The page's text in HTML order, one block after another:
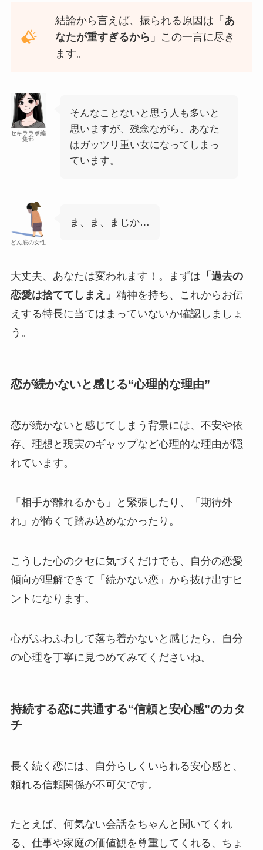
結論から言えば、振られる原因は「 あ
なたが重すぎるから 」この一言に尽き
ます。
セキララボ編
集部
そんなことないと思う人も多いと
思いますが、残念ながら、あなた
はガッツリ重い女になってしまっ
ています。
どん底の女性
ま、ま、まじか…
大丈夫、あなたは変われます！。まずは 「過去の
恋愛は捨ててしまえ」 精神を持ち、これからお伝
えする特長に当てはまっていないか確認しましょ
う。
恋が続かないと感じる“心理的な理由”
恋が続かないと感じてしまう背景には、不安や依
存、理想と現実のギャップなど心理的な理由が隠
れています。
「相手が離れるかも」と緊張したり、「期待外
れ」が怖くて踏み込めなかったり。
こうした心のクセに気づくだけでも、自分の恋愛
傾向が理解できて「続かない恋」から抜け出すヒ
ントになります。
心がふわふわして落ち着かないと感じたら、自分
の心理を丁寧に見つめてみてくださいね。
持続する恋に共通する“信頼と安心感”のカタ
チ
長く続く恋には、自分らしくいられる安心感と、
頼れる信頼関係が不可欠です。
たとえば、何気ない会話をちゃんと聞いてくれ
る、仕事や家庭の価値観を尊重してくれる、ちょ